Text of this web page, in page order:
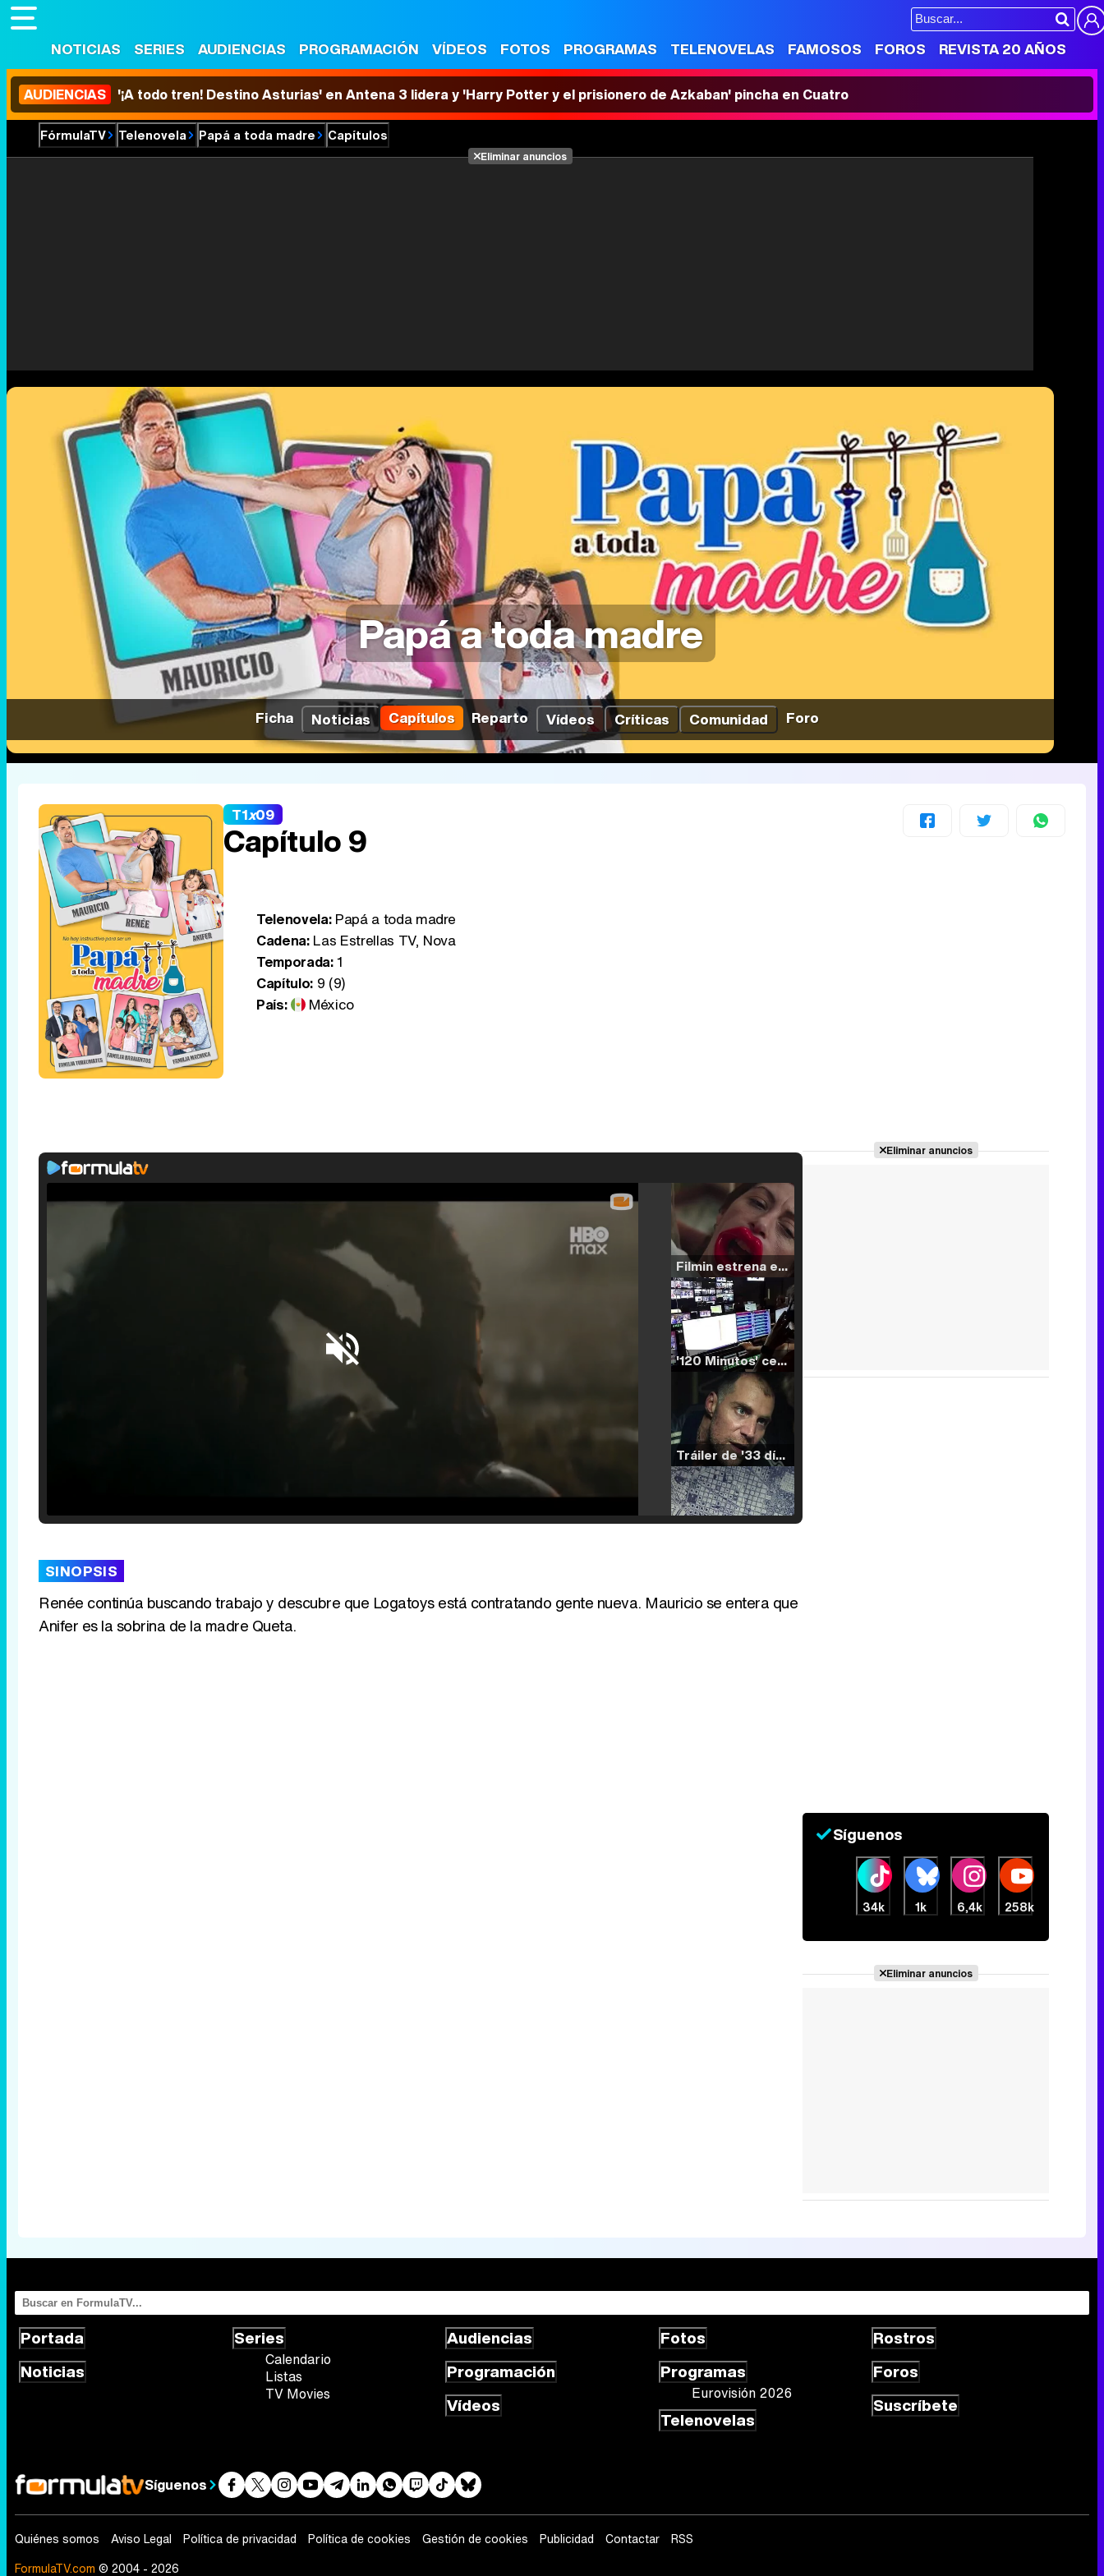
NOTICIAS SERIES AUDIENCIAS PROGRAMACIÓN VÍDEOS FOTOS PROGRAMAS TELENOVELAS FAMOSOS FOROS REVISTA 20 AÑOS
AUDIENCIAS '¡A todo tren! Destino Asturias' en Antena 3 lidera y 'Harry Potter y el prisionero de Azkaban' pincha en Cuatro
FórmulaTV Telenovela Papá a toda madre Capítulos
Eliminar anuncios
Papá a toda madre
Ficha Noticias Capítulos Reparto Vídeos Críticas Comunidad Foro
T1x09
Capítulo 9
Telenovela:Papá a toda madre
Cadena:Las Estrellas TV, Nova
Temporada:1
Capítulo:9 (9)
País:
México
Filmin estrena el tráiler de 'Millennial Mal', su nueva comedia universitaria de la mano de Lorena Iglesias
'120 Minutos' celebra sus 2.000 programas en Telemadrid con un vídeo del día a día en la redacción
Tráiler de '33 días', la nueva serie de Atresplayer con Julián Villagrán y José Manuel Poga
SINOPSIS
Renée continúa buscando trabajo y descubre que Logatoys está contratando gente nueva. Mauricio se entera que
Anifer es la sobrina de la madre Queta.
Eliminar anuncios
Síguenos
34k 1k 6,4k 258k
Eliminar anuncios
Portada
Noticias
Series
Calendario
Listas
TV Movies
Audiencias
Programación
Vídeos
Fotos
Programas
Eurovisión 2026
Telenovelas
Rostros
Foros
Suscríbete
Síguenos
Quiénes somos Aviso Legal Política de privacidad Política de cookies Gestión de cookies Publicidad Contactar
RSS
FormulaTV.com © 2004 - 2026